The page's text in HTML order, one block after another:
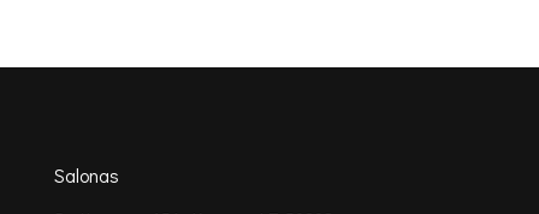
through
Salonas